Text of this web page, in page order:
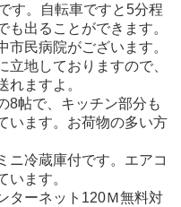
す。自転車ですと5分程
も出ることができます。
市民病院がございます。
立地しておりますので、
れますよ。
8帖で、キッチン部分も
います。お荷物の多い方
ニ冷蔵庫付です。エアコ
います。
ターネット120Ｍ無料対